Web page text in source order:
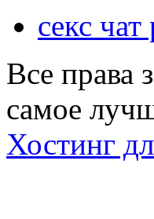
секс чат
Все
самое
Хостинг